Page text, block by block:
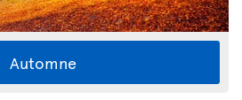
Automne